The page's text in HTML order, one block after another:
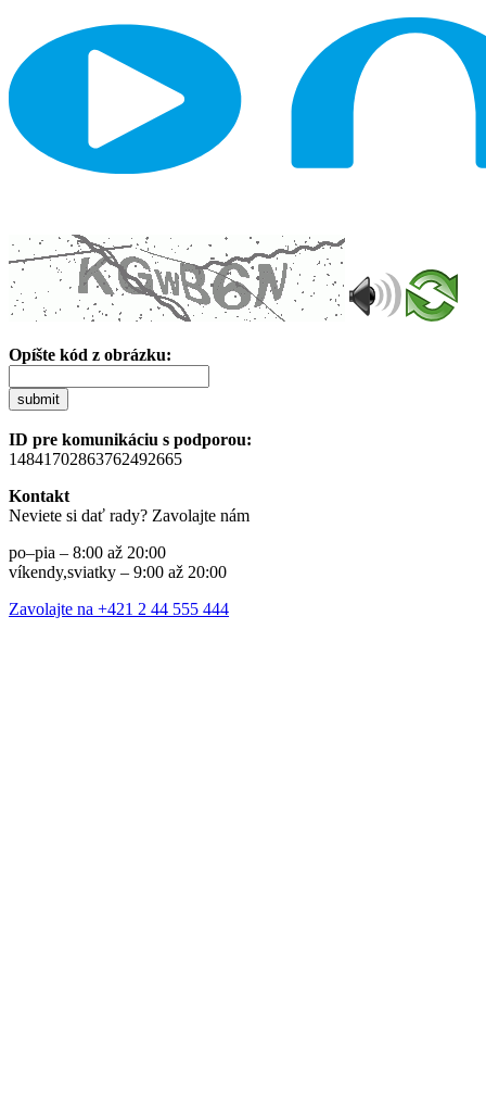
Opíšte kód z obrázku:
submit
ID pre komunikáciu s podporou:
14841702863762492665
Kontakt
Neviete si dať rady? Zavolajte nám
po–pia – 8:00 až 20:00
víkendy,sviatky – 9:00 až 20:00
Zavolajte na +421 2 44 555 444